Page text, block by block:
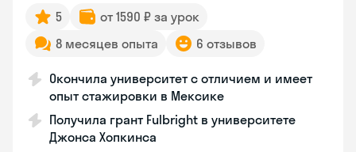
5
от 1590 ₽ за урок
8 месяцев опыта
6 отзывов
Окончила университет с отличием и имеет
опыт стажировки в Мексике
Получила грант Fulbright в университете
Джонса Хопкинса